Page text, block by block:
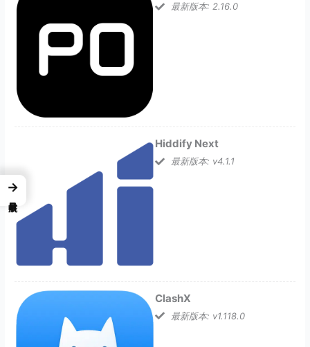
最新版本: 2.16.0
Hiddify Next
最新版本: v4.1.1
ClashX
最新版本: v1.118.0
→